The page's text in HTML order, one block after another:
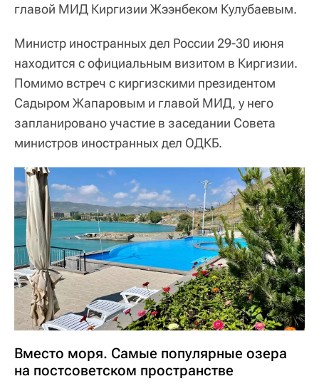
главой МИД Киргизии Жээнбеком Кулубаевым.
Министр иностранных дел России 29-30 июня
находится с официальным визитом в Киргизии.
Помимо встреч с киргизскими президентом
Садыром Жапаровым и главой МИД, у него
запланировано участие в заседании Совета
министров иностранных дел ОДКБ.
Вместо моря. Самые популярные озера
на постсоветском пространстве